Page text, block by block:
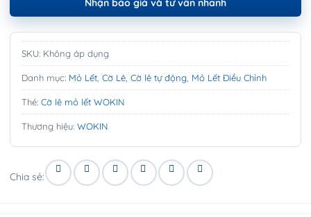
Nhận báo giá và tư vấn nhanh
SKU: Không áp dụng
Danh mục: Mỏ Lết Cờ Lê Cờ lê tự động Mỏ Lết Điều Chỉnh
Thẻ: Cờ lê mỏ lết WOKIN
Thương hiệu: WOKIN
Chia sẻ: